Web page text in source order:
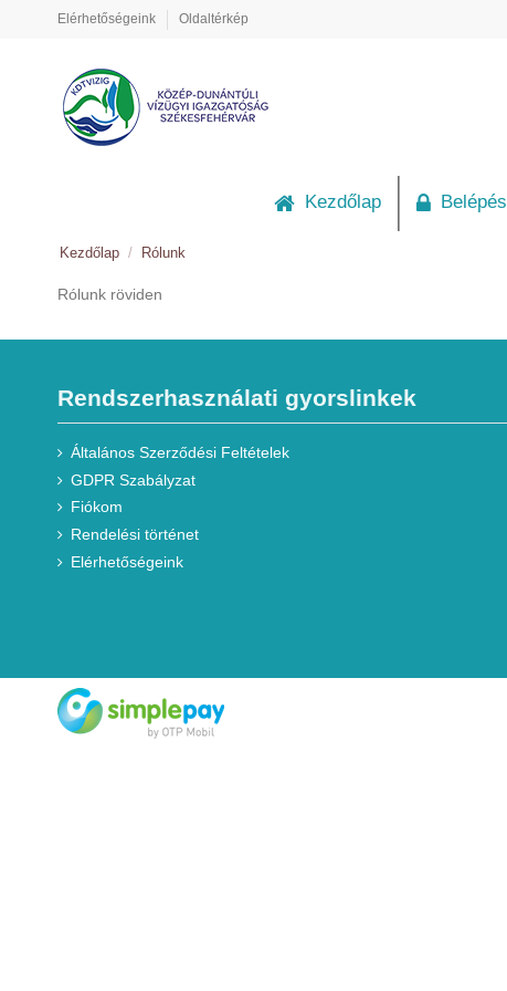
Elérhetőségeink Oldaltérkép
Kezdőlap Belépés
Kezdőlap Rólunk
Rólunk röviden
Rendszerhasználati gyorslinkek
Általános Szerződési Feltételek
GDPR Szabályzat
Fiókom
Rendelési történet
Elérhetőségeink